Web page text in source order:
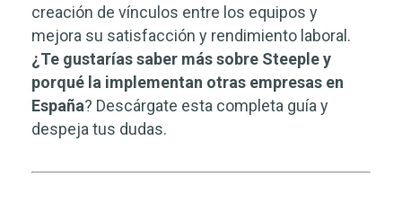
creación de vínculos entre los equipos y
mejora su satisfacción y rendimiento laboral.
¿Te gustarías saber más sobre Steeple y
porqué la implementan otras empresas en
España? Descárgate esta completa guía y
despeja tus dudas.